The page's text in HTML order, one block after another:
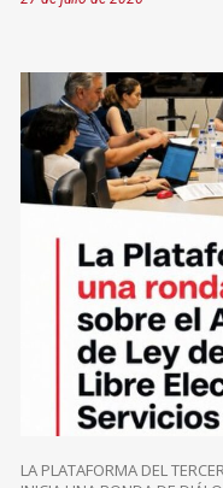
LA PLATAFORMA DEL